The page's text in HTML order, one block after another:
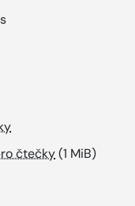
čtečky(1 MiB)